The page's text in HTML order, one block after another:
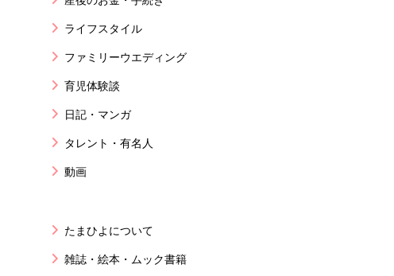
ライフスタイル
ファミリーウエディング
育児体験談
日記・マンガ
タレント・有名人
動画
たまひよについて
雑誌・絵本・ムック書籍